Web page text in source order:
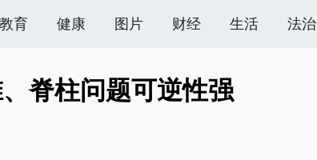
教育 健康 图片 财经 生活 法治
脊柱问题可逆性强